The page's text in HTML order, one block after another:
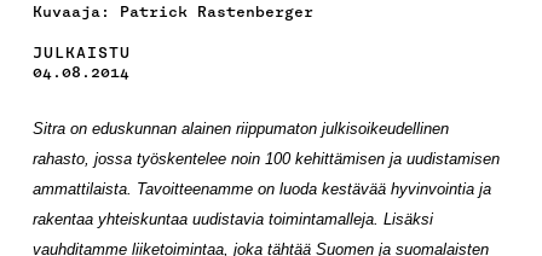
Kuvaaja: Patrick Rastenberger
JULKAISTU
04.08.2014
Sitra on eduskunnan alainen riippumaton julkisoikeudellinen
rahasto, jossa työskentelee noin 100 kehittämisen ja uudistamisen
ammattilaista. Tavoitteenamme on luoda kestävää hyvinvointia ja
rakentaa yhteiskuntaa uudistavia toimintamalleja. Lisäksi
vauhditamme liiketoimintaa, joka tähtää Suomen ja suomalaisten